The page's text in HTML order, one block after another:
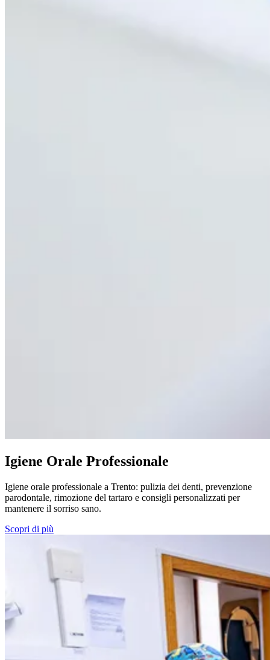
Igiene Orale Professionale
Igiene orale professionale a Trento: pulizia dei denti, prevenzione
parodontale, rimozione del tartaro e consigli personalizzati per
mantenere il sorriso sano.
Scopri di più